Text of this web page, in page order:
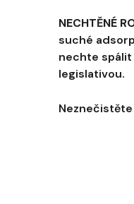
NECHTĚNÉ
suché
nechte spálit
legislativou.